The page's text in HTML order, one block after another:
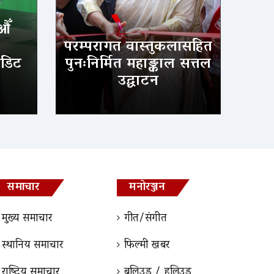
परम्परागत वास्तुकलासहित
पुनःनिर्मित महाङ्काल सत्तल
उद्घाटन
समाचार
मुख्य समाचार
स्थानिय समाचार
मनोरञ्जन
गीत/संगीत
फिल्मी खबर